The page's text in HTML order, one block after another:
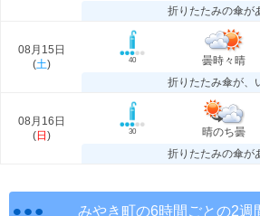
折りたたみの傘が
08月15日
(土) 40 曇時々晴
折りたたみ傘が、
08月16日
(日 ) 30 晴のち曇
折りたたみの傘が
みやき町の6時間ごとの2週